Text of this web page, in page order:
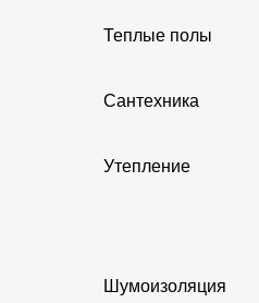
Теплые полы
Сантехника
Утепление
Шумоизоляция